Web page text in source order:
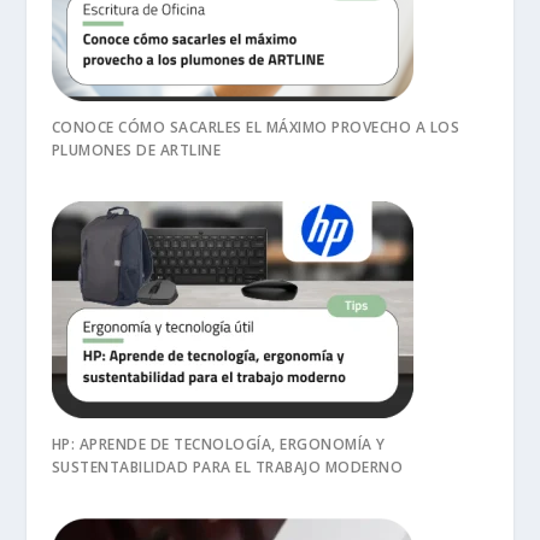
CONOCE CÓMO SACARLES EL MÁXIMO PROVECHO A LOS
PLUMONES DE ARTLINE
HP: APRENDE DE TECNOLOGÍA, ERGONOMÍA Y
SUSTENTABILIDAD PARA EL TRABAJO MODERNO